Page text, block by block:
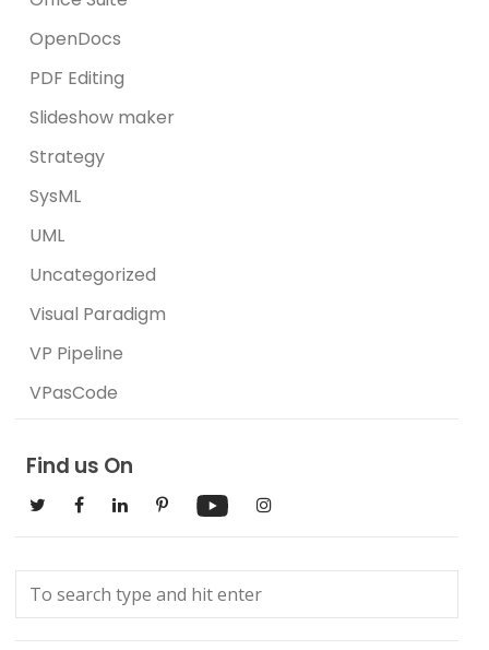
OpenDocs
PDF Editing
Slideshow maker
Strategy
SysML
UML
Uncategorized
Visual Paradigm
VP Pipeline
VPasCode
Find us On